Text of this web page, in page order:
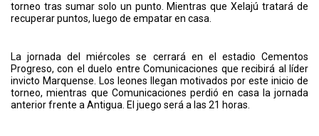
torneo tras sumar solo un punto. Mientras que Xelajú tratará de
recuperar puntos, luego de empatar en casa.
La jornada del miércoles se cerrará en el estadio Cementos
Progreso, con el duelo entre Comunicaciones que recibirá al líder
invicto Marquense. Los leones llegan motivados por este inicio de
torneo, mientras que Comunicaciones perdió en casa la jornada
anterior frente a Antigua. El juego será a las 21 horas.